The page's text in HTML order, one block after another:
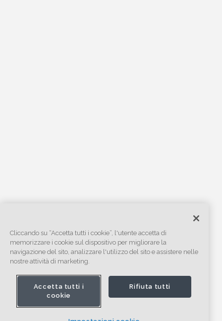
Cliccando su “Accetta tutti i cookie”, l'utente accetta di
memorizzare i cookie sul dispositivo per migliorare la
navigazione del sito, analizzare l'utilizzo del sito e assistere nelle
nostre attività di marketing.
Accetta tutti i
cookie
Rifiuta tutti